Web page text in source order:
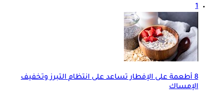
1
8 أطعمة على الإفطار تساعد على انتظام التبرز وتخفيف
الإمساك